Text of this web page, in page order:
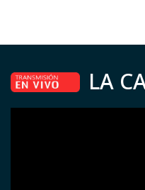
LA